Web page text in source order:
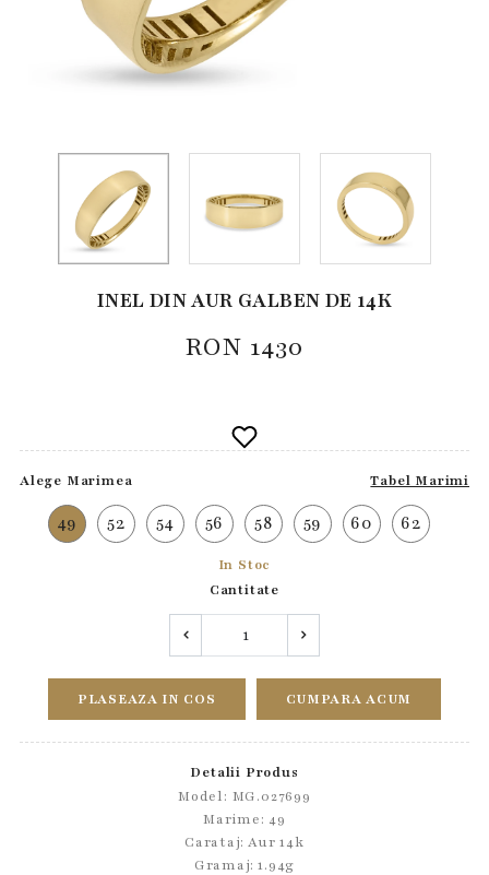
INEL DIN AUR GALBEN DE 14K
RON 1430
Alege Marimea Tabel Marimi
49 52 54 56 58 59 60 62
In Stoc
Cantitate
PLASEAZA IN COS CUMPARA ACUM
Detalii Produs
Model: MG.027699
Marime: 49
Carataj: Aur 14k
Gramaj: 1.94g